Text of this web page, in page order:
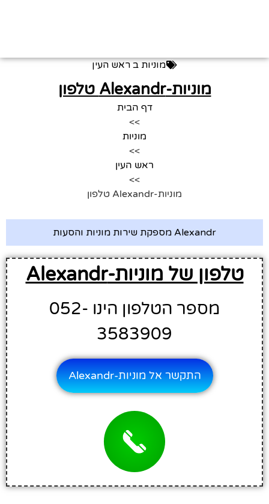
מוניות ב ראש העין
מוניות-Alexandr טלפון
דף הבית
>>
מוניות
>>
ראש העין
>>
מוניות-Alexandr טלפון
Alexandr מספקת שירות מוניות והסעות
טלפון של מוניות-Alexandr
מספר הטלפון הינו 052-
3583909
התקשר אל מוניות-Alexandr